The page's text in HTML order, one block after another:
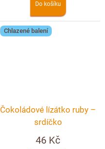
Do košíku
Chlazené balení
Čokoládové lízátko ruby –
srdíčko
46 Kč